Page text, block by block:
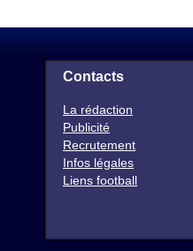
Contacts
La rédaction
Publicité
Recrutement
Infos légales
Liens football